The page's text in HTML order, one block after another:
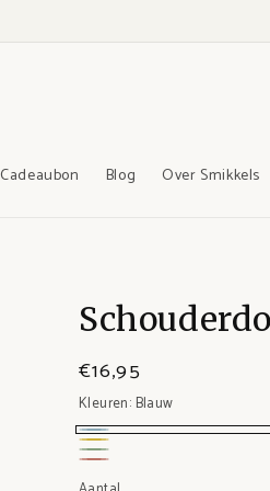
Cadeaubon Blog Over Smikkels
€16,95
Kleuren: Blauw
Blauw
Geel
Groen